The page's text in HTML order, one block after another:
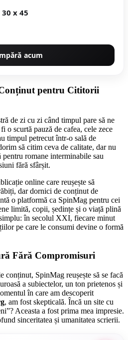
Faianta Satvario Gray 30 x 45
acum
pentru Cititorii
de zi cu zi când timpul pare să ne
o scurtă pauză de cafea, cele zece
timpul petrecut într-o sală de
să citim ceva de calitate, dar nu
pentru romane interminabile sau
fără sfârșit.
online care reușește să
dar dornici de conținut de
o platformă ca SpinMag pentru cei
limită, copii, ședințe și o viață plină
în secolul XXI, fiecare minut
pe care le consumi devine o formă
Fără Compromisuri
conținut, SpinMag reușește să se facă
a subiectelor, un ton prietenos și
în care am descoperit
, am fost skepticală. Încă un site cu
Aceasta a fost prima mea impresie.
sinceritatea și umanitatea scrierii.